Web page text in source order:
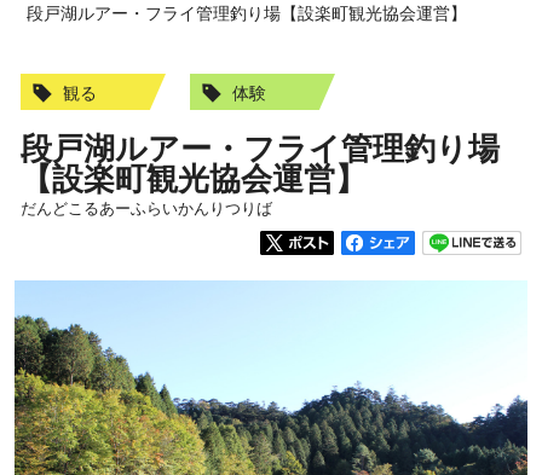
段戸湖ルアー・フライ管理釣り場【設楽町観光協会運営】
観る 体験
段戸湖ルアー・フライ管理釣り場
【設楽町観光協会運営】
だんどこるあーふらいかんりつりば